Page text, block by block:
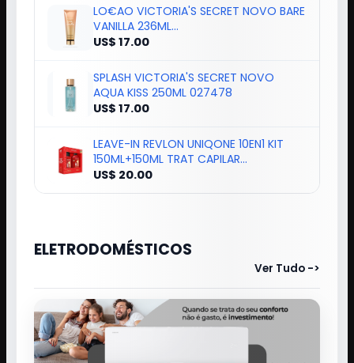
LO€AO VICTORIA'S SECRET NOVO BARE
VANILLA 236ML
894669/027423/605105*
US$ 17.00
SPLASH VICTORIA'S SECRET NOVO
AQUA KISS 250ML 027478
US$ 17.00
LEAVE-IN REVLON UNIQONE 10EN1 KIT
150ML+150ML TRAT CAPILAR
139272/8985
US$ 20.00
ELETRODOMÉSTICOS
Ver Tudo ->